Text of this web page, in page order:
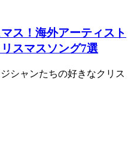
ス！海外アーティスト
スマスソング7選
シャンたちの好きなクリス